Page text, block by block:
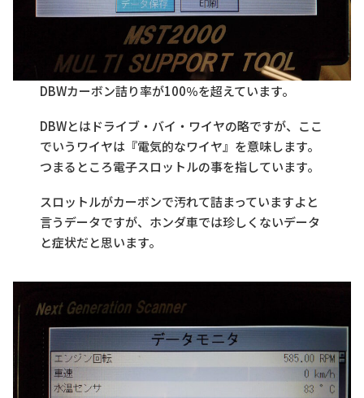
DBWカーボン詰り率が100％を超えています。
DBWとはドライブ・バイ・ワイヤの略ですが、ここ
でいうワイヤは『電気的なワイヤ』を意味します。
つまるところ電子スロットルの事を指しています。
スロットルがカーボンで汚れて詰まっていますよと
言うデータですが、ホンダ車では珍しくないデータ
と症状だと思います。